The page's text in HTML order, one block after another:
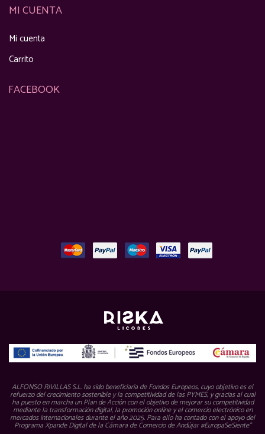
MI CUENTA
Mi cuenta
Carrito
FACEBOOK
ALFONSO RIVILLAS S.L. ha sido beneficiaria de Fondos Europeos, cuyo objetivo es el
refuerzo del crecimiento sostenible y la competitividad de las PYMES, y gracias al cual
ha puesto en marcha un Plan de Acción con el objetivo de mejorar su competitividad
mediante la transformación digital, la promoción online y el comercio electrónico en
mercados internacionales durante el año 2025. Para ello ha contado con el apoyo del
Programa Xpande Digital de la Cámara de Comercio de Andújar #EuropaSeSiente”